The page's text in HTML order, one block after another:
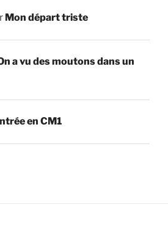
Mon départ triste
a vu des moutons dans un
en CM1